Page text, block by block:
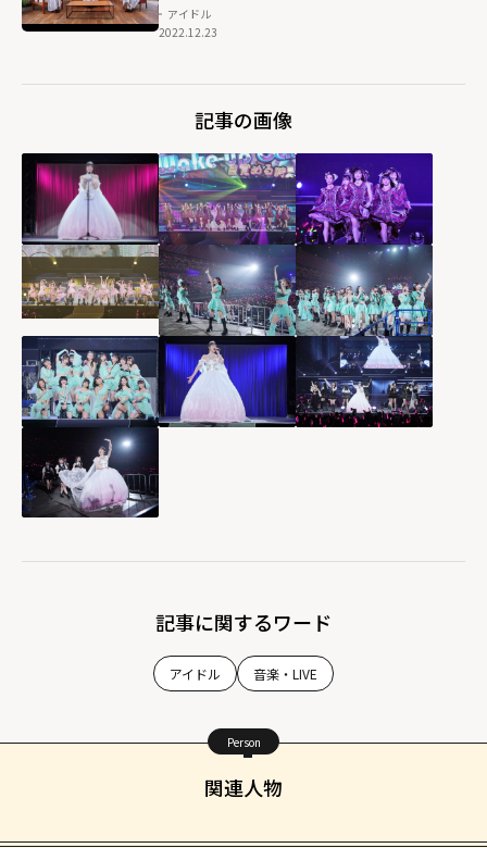
アイドル
2022.12.23
記事の画像
記事に関するワード
アイドル 音楽・LIVE
Person
関連人物